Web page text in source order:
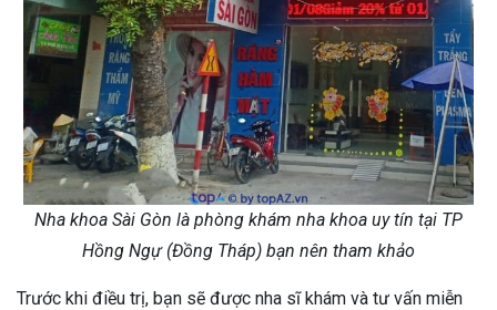
Nha khoa Sài Gòn là phòng khám nha khoa uy tín tại TP
Hồng Ngự (Đồng Tháp) bạn nên tham khảo
Trước khi điều trị, bạn sẽ được nha sĩ khám và tư vấn miễn